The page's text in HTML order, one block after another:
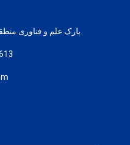
پارک علم و فناوری